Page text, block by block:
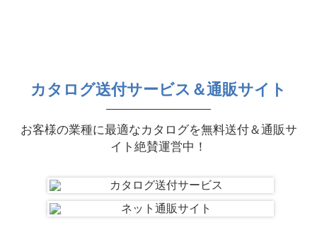
カタログ送付サービス＆通販サイト
お客様の業種に最適なカタログを無料送付＆通販サ
イト絶賛運営中！